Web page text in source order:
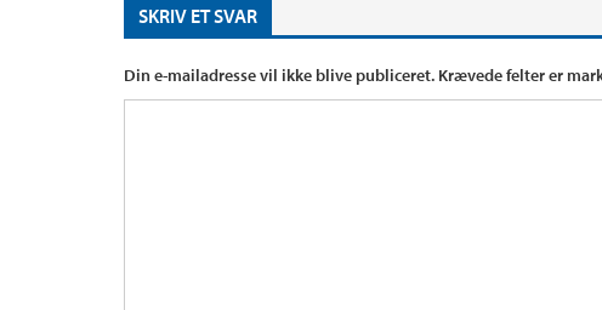
SKRIV ET SVAR
Din e-mailadresse vil ikke blive publiceret. Krævede felter er